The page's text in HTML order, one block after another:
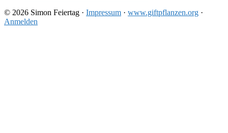
© 2026 Simon Feiertag · Impressum · www.giftpflanzen.org ·
Anmelden